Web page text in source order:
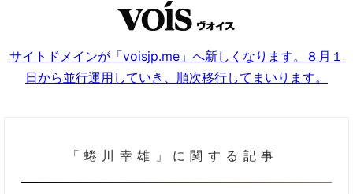
サイトドメインが「voisjp.me」へ新しくなります。８月１
日から並行運用していき、順次移行してまいります。
「蜷川幸雄」に関する記事